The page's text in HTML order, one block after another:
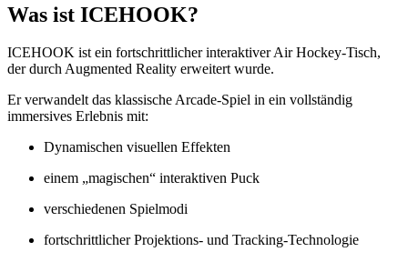
Was ist ICEHOOK?
ICEHOOK ist ein fortschrittlicher interaktiver Air Hockey-Tisch,
der durch Augmented Reality erweitert wurde.
Er verwandelt das klassische Arcade-Spiel in ein vollständig
immersives Erlebnis mit:
Dynamischen visuellen Effekten
einem „magischen“ interaktiven Puck
verschiedenen Spielmodi
fortschrittlicher Projektions- und Tracking-Technologie